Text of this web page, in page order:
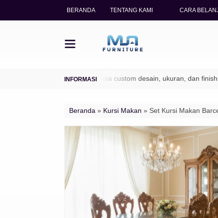
BERANDA TENTANG KAMI CARA
✔ Bisa custom desain, ukuran, dan finishing
Beranda » Kursi Makan » Set Kursi Makan